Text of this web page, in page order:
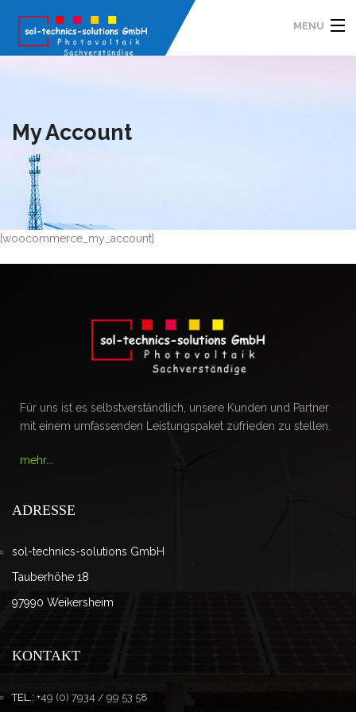
MENU
Kontakt
Datenschutz
Impressum
My Account
[woocommerce_my_account]
Für uns ist es selbstverständlich, unsere Kunden und Partner
mit einem umfassenden Leistungspaket zufrieden zu stellen.
mehr...
ADRESSE
sol-technics-solutions GmbH
Tauberhöhe 18
97990 Weikersheim
KONTAKT
TEL.: +49 (0) 7934 / 99 53 58